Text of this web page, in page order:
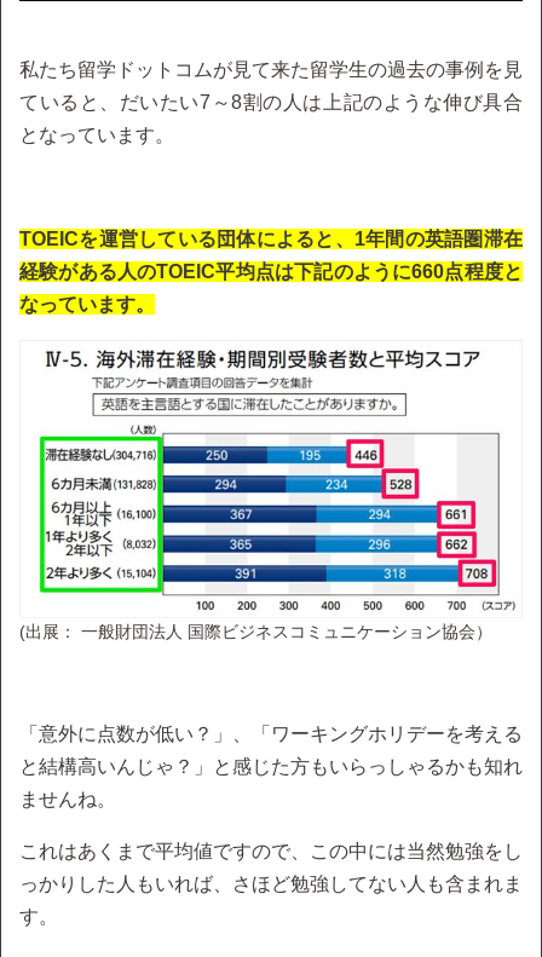
私たち留学ドットコムが見て来た留学生の過去の事例を見
ていると、だいたい7～8割の人は上記のような伸び具合
となっています。
TOEICを運営している団体によると、1年間の英語圏滞在
経験がある人のTOEIC平均点は下記のように660点程度と
なっています。
(出展： 一般財団法人 国際ビジネスコミュニケーション協会）
「意外に点数が低い？」、「ワーキングホリデーを考える
と結構高いんじゃ？」と感じた方もいらっしゃるかも知れ
ませんね。
これはあくまで平均値ですので、この中には当然勉強をし
っかりした人もいれば、さほど勉強してない人も含まれま
す。